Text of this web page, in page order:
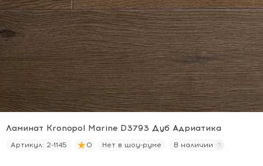
Ламинат Kronopol Marine D3793 Дуб Адриатика
Артикул: 2-1145 0 Нет в шоу-руме В наличии